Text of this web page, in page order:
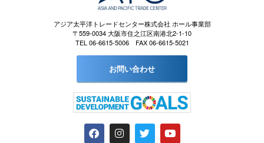
アジア太平洋トレードセンター株式会社 ホール事業部
〒559-0034 大阪市住之江区南港北2-1-10
TEL 06-6615-5006 FAX 06-6615-5021
お問い合わせ